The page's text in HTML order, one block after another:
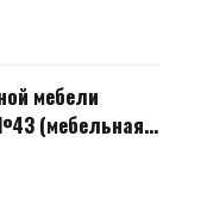
мебели
(мебельная
или